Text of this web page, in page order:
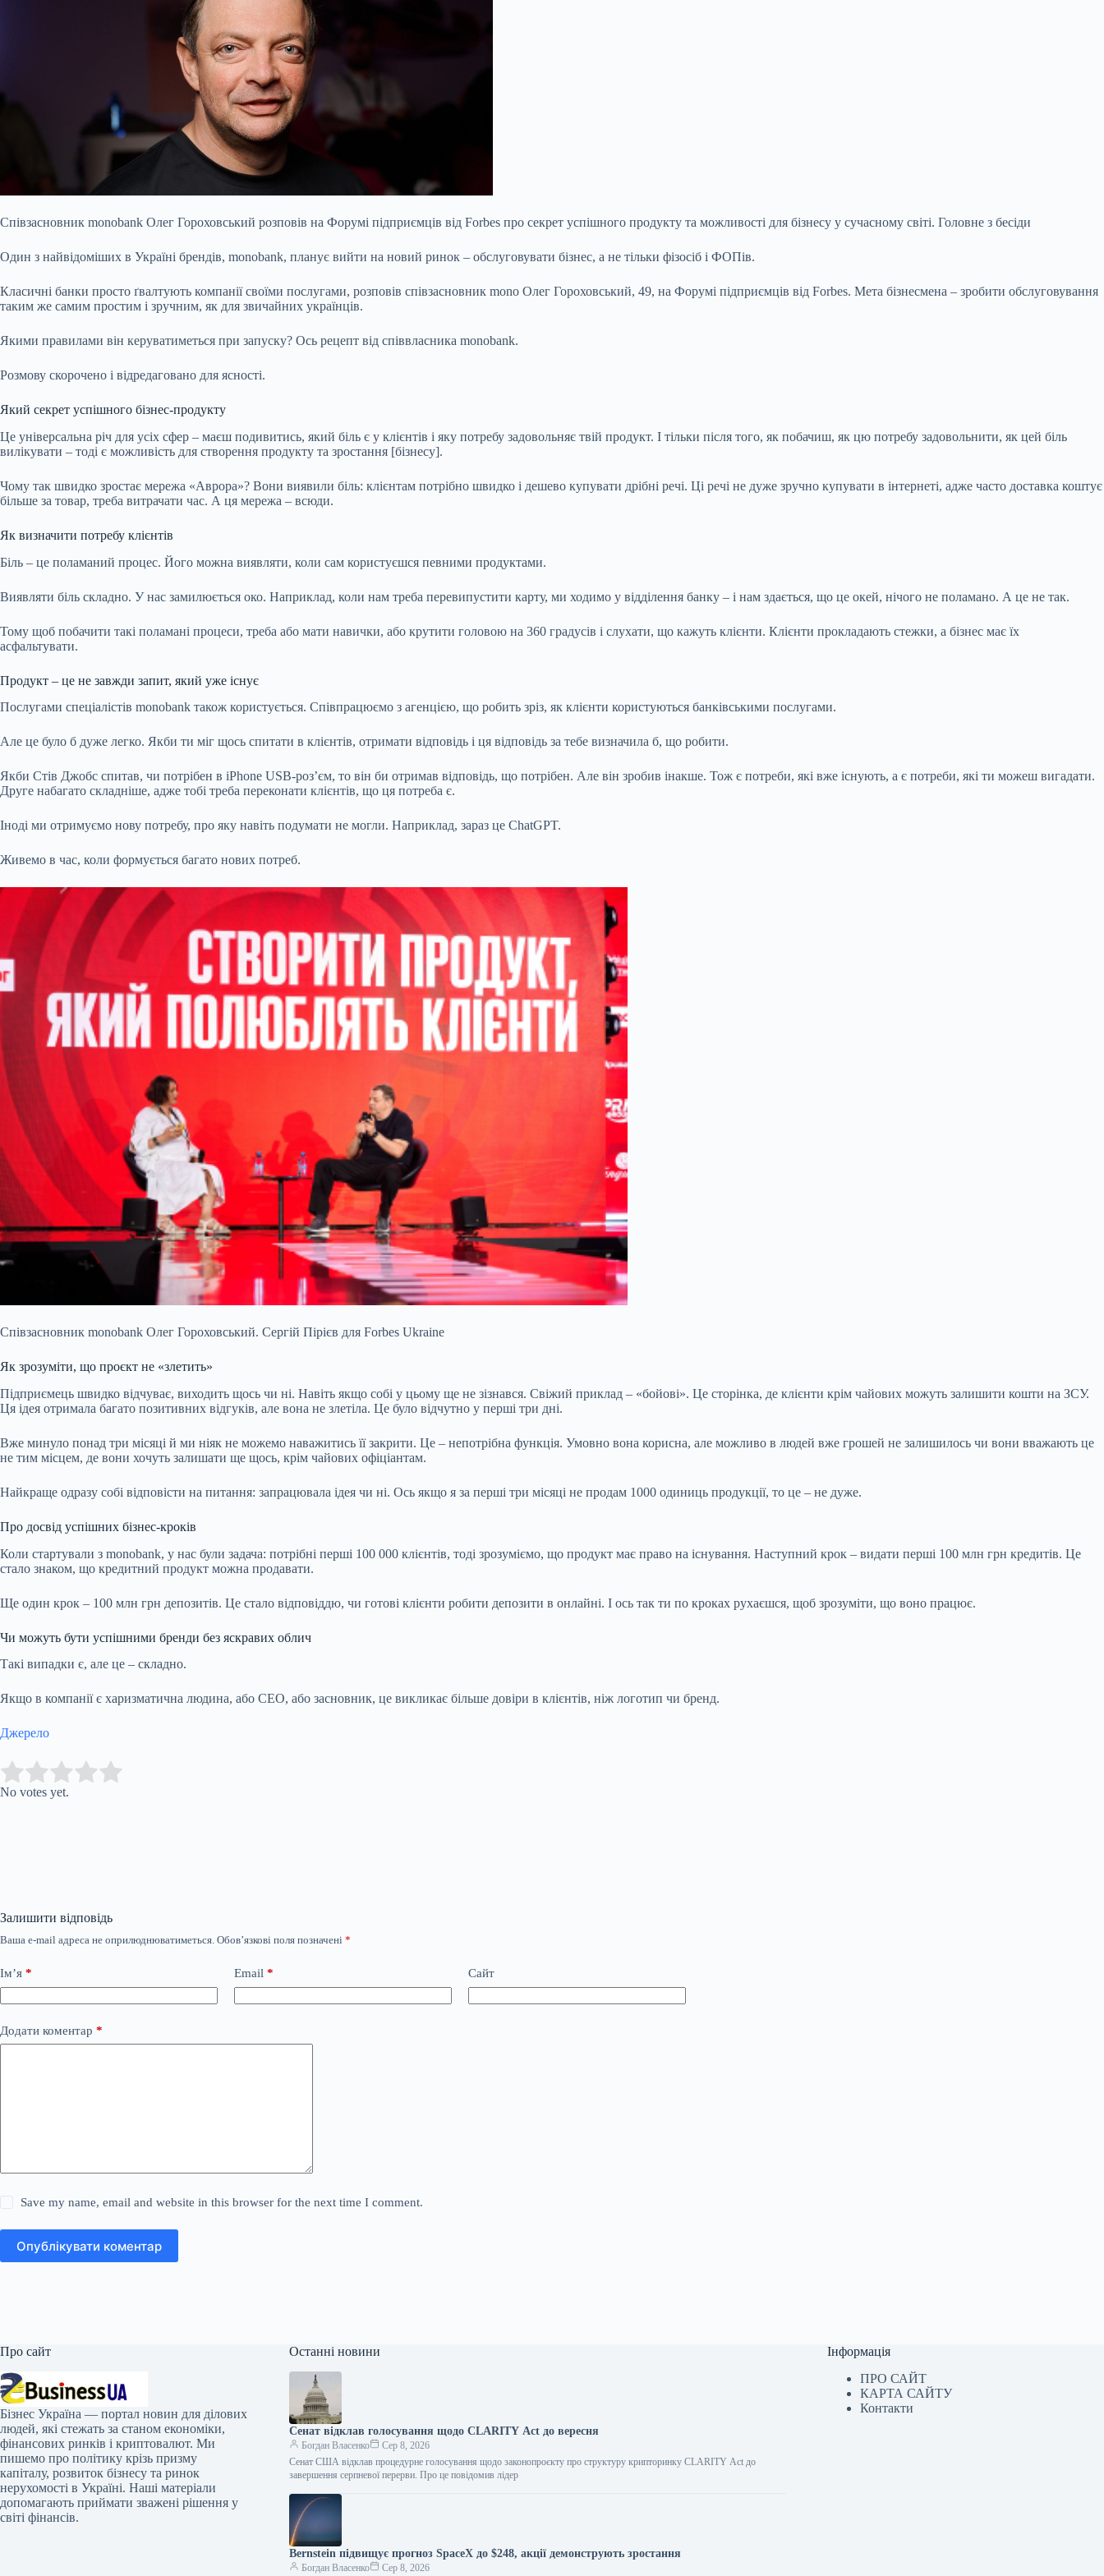
Співзасновник monobank Олег Гороховський розповів на Форумі підприємців від Forbes про секрет успішного продукту та можливості для бізнесу у сучасному світі. Головне з бесіди
Один з найвідоміших в Україні брендів, monobank, планує вийти на новий ринок – обслуговувати бізнес, а не тільки фізосіб і ФОПів.
Класичні банки просто ґвалтують компанії своїми послугами, розповів співзасновник mono Олег Гороховський, 49, на Форумі підприємців від Forbes. Мета бізнесмена – зробити обслуговування
таким же самим простим і зручним, як для звичайних українців.
Якими правилами він керуватиметься при запуску? Ось рецепт від співвласника monobank.
Розмову скорочено і відредаговано для ясності.
Який секрет успішного бізнес-продукту
Це універсальна річ для усіх сфер – маєш подивитись, який біль є у клієнтів і яку потребу задовольняє твій продукт. І тільки після того, як побачиш, як цю потребу задовольнити, як цей біль
вилікувати – тоді є можливість для створення продукту та зростання [бізнесу].
Чому так швидко зростає мережа «Аврора»? Вони виявили біль: клієнтам потрібно швидко і дешево купувати дрібні речі. Ці речі не дуже зручно купувати в інтернеті, адже часто доставка коштує
більше за товар, треба витрачати час. А ця мережа – всюди.
Як визначити потребу клієнтів
Біль – це поламаний процес. Його можна виявляти, коли сам користуєшся певними продуктами.
Виявляти біль складно. У нас замилюється око. Наприклад, коли нам треба перевипустити карту, ми ходимо у відділення банку – і нам здається, що це окей, нічого не поламано. А це не так.
Тому щоб побачити такі поламані процеси, треба або мати навички, або крутити головою на 360 градусів і слухати, що кажуть клієнти. Клієнти прокладають стежки, а бізнес має їх
асфальтувати.
Продукт – це не завжди запит, який уже існує
Послугами спеціалістів monobank також користується. Співпрацюємо з агенцією, що робить зріз, як клієнти користуються банківськими послугами.
Але це було б дуже легко. Якби ти міг щось спитати в клієнтів, отримати відповідь і ця відповідь за тебе визначила б, що робити.
Якби Стів Джобс спитав, чи потрібен в iPhone USB-роз’єм, то він би отримав відповідь, що потрібен. Але він зробив інакше. Тож є потреби, які вже існують, а є потреби, які ти можеш вигадати.
Друге набагато складніше, адже тобі треба переконати клієнтів, що ця потреба є.
Іноді ми отримуємо нову потребу, про яку навіть подумати не могли. Наприклад, зараз це ChatGPT.
Живемо в час, коли формується багато нових потреб.
Співзасновник monobank Олег Гороховський. Сергій Пірієв для Forbes Ukraine
Як зрозуміти, що проєкт не «злетить»
Підприємець швидко відчуває, виходить щось чи ні. Навіть якщо собі у цьому ще не зізнався. Свіжий приклад – «бойові». Це сторінка, де клієнти крім чайових можуть залишити кошти на ЗСУ.
Ця ідея отримала багато позитивних відгуків, але вона не злетіла. Це було відчутно у перші три дні.
Вже минуло понад три місяці й ми ніяк не можемо наважитись її закрити. Це – непотрібна функція. Умовно вона корисна, але можливо в людей вже грошей не залишилось чи вони вважають це
не тим місцем, де вони хочуть залишати ще щось, крім чайових офіціантам.
Найкраще одразу собі відповісти на питання: запрацювала ідея чи ні. Ось якщо я за перші три місяці не продам 1000 одиниць продукції, то це – не дуже.
Про досвід успішних бізнес-кроків
Коли стартували з monobank, у нас були задача: потрібні перші 100 000 клієнтів, тоді зрозуміємо, що продукт має право на існування. Наступний крок – видати перші 100 млн грн кредитів. Це
стало знаком, що кредитний продукт можна продавати.
Ще один крок – 100 млн грн депозитів. Це стало відповіддю, чи готові клієнти робити депозити в онлайні. І ось так ти по кроках рухаєшся, щоб зрозуміти, що воно працює.
Чи можуть бути успішними бренди без яскравих облич
Такі випадки є, але це – складно.
Якщо в компанії є харизматична людина, або СЕО, або засновник, це викликає більше довіри в клієнтів, ніж логотип чи бренд.
Джерело
Rate this item:
No votes yet.
Залишити відповідь
Ваша e-mail адреса не оприлюднюватиметься. Обов’язкові поля позначені *
Ім’я * Email * Сайт
Додати коментар *
Save my name, email and website in this browser for the next time I comment.
Опублікувати коментар
Про сайт
Бізнес Україна — портал новин для ділових
людей, які стежать за станом економіки,
фінансових ринків і криптовалют. Ми
пишемо про політику крізь призму
капіталу, розвиток бізнесу та ринок
нерухомості в Україні. Наші матеріали
допомагають приймати зважені рішення у
світі фінансів.
Останні новини
Сенат відклав голосування щодо CLARITY Act до вересня
Богдан Власенко
Сер 8, 2026
Сенат США відклав процедурне голосування щодо законопроєкту про структуру крипторинку CLARITY Act до
завершення серпневої перерви. Про це повідомив лідер
Bernstein підвищує прогноз SpaceX до $248, акції демонструють зростання
Богдан Власенко Сер 8, 2026
Інформація
ПРО САЙТ
КАРТА САЙТУ
Контакти